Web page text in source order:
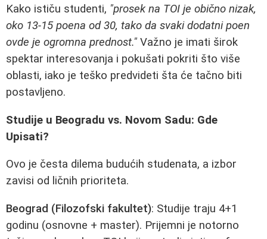
Kako ističu studenti, "prosek na TOI je obično nizak,
oko 13-15 poena od 30, tako da svaki dodatni poen
ovde je ogromna prednost." Važno je imati širok
spektar interesovanja i pokušati pokriti što više
oblasti, iako je teško predvideti šta će tačno biti
postavljeno.
Studije u Beogradu vs. Novom Sadu: Gde
Upisati?
Ovo je česta dilema budućih studenata, a izbor
zavisi od ličnih prioriteta.
Beograd (Filozofski fakultet): Studije traju 4+1
godinu (osnovne + master). Prijemni je notorno